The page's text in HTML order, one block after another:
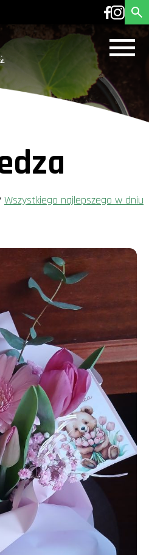
Wszystkiego najlepszego w dniu